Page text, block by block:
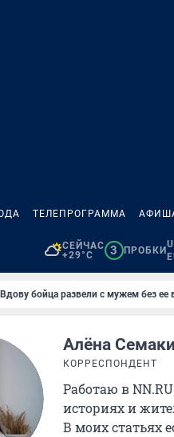
ТЕЛЕПРОГРАММА
СЕЙЧАС
+29°C
3 ПРОБКИ
Вдову бойца развели с мужем без ее
Алёна
КОРРЕСПОНДЕНТ
Работаю в
историях и
В моих статьях